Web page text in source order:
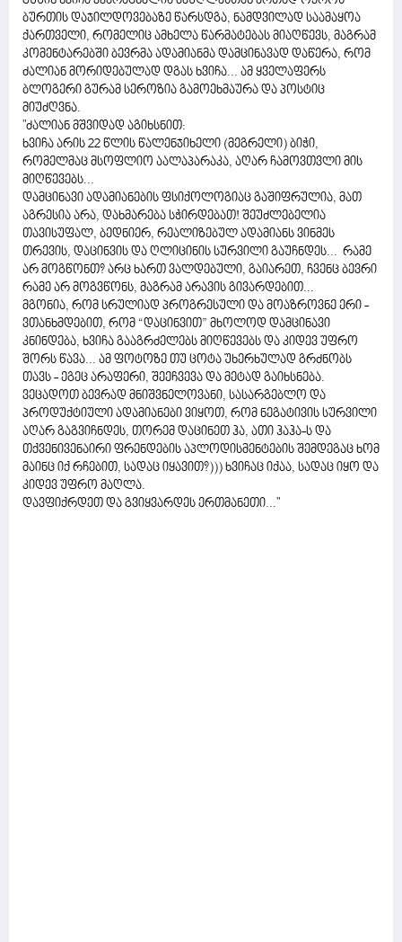
ბურთის დაჯილდოვებაზე წარსდგა, ნამდვილად საამაყოა
ქართველი, რომელიც ამხელა წარმატებას მიაღწევს, მაგრამ
კომენტარებში ბევრმა ადამიანმა დამცინავად დაწერა, რომ
ძალიან მორიდებულად დგას ხვიჩა... ამ ყველაფერს
ბლოგერი გურამ სეროზია გამოეხმაურა და პოსტიც
მიუძღვნა.
"ძალიან მშვიდად აგიხსნით:
ხვიჩა არის 22 წლის წალენჯიხელი (მეგრელი) ბიჭი,
რომელმაც მსოფლიო აალაპარაკა, აღარ ჩამოვთვლი მის
მიღწევებს...
დამცინავი ადამიანების ფსიქოლოგიაც გაშიფრულია, მათ
აგრესია არა, დახმარება სჭირდებათ! შეუძლებელია
თავისუფალ, ბედნიერ, რეალიზებულ ადამიანს ვინმეს
თრევის, დაცინვის და ღლიცინის სურვილი გაუჩნდეს... რამე
არ მოგწონთ? არც ხართ ვალდებული, გაიარეთ, ჩვენც ბევრი
რამე არ მოგვწონს, მაგრამ არავის გივარდებით...
მგონია, რომ სრულიად პროგრესული და მოაზროვნე ერი -
ვთანხმდებით, რომ “დაცინვით” მხოლოდ დამცინავი
კნინდება, ხვიჩა გააგრძელებს მიღწევებს და კიდევ უფრო
შორს წავა... ამ ფოტოზე თუ ცოტა უხერხულად გრძნობს
თავს - ეგეც არაფერი, შეეჩვევა და მეტად გაიხსნება.
ვეცადოთ ბევრად მნიშვნელოვანი, სასარგებლო და
პროდუქტიული ადამიანები ვიყოთ, რომ ნეგატივის სურვილი
აღარ გაგვიჩნდეს, თორემ დაცინეთ ჰა, ათი ჰაჰა-ს და
თქვენივენაირი ფრენდების აპლოდისმენტების შემდეგაც ხომ
მაინც იქ რჩებით, სადაც იყავით?))) ხვიჩაც იქაა, სადაც იყო და
კიდევ უფრო მაღლა.
დავფიქრდეთ და გვიყვარდეს ერთმანეთი..."